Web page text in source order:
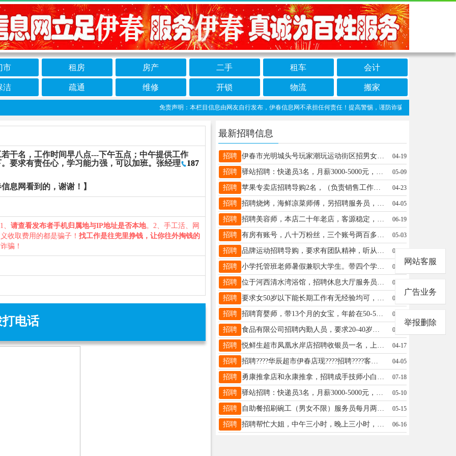
市 租房 房产 二手 租车 会计
洁 疏通 维修 开锁 物流 搬家
免责声明：本栏目信息由网友自行发布，伊春信息网不承担任何责任！提高警惕，谨防诈骗！做推广、做信息置
干名，工作时间早八点---下午五点；中午提供工作
要求有责任心，学习能力强，可以加班。张经理
187
息网看到的，谢谢！】
请查看发布者手机归属地与IP地址是否本地。2、手工活、网
收取费用的都是骗子！ 找工作是往兜里挣钱，让你往外掏钱的
骗！
打电话
最新招聘信息
招聘 伊春市光明城头号玩家潮玩运动街区招男女营业员和收银员20-40岁，早9晚21点，工资每个月4000-5000，活不累，不忙时可座着休息招周末兼职100元一天（有提成卖卡的4%）早9晚21点另招寒假男女工早9晚21点（每个月2500+）杨总18804644777 04-19
招聘 驿站招聘：快递员3名，月薪3000-5000元，投放快递柜，要求会简单操作手机，工作内容简单，会骑电动三轮车，（另招聘送驿站件司机一名），有团队精神，有想法的来！联系电话：李经理18324689991助理19815593613 05-09
招聘 苹果专卖店招聘导购2名，（负责销售工作）男女不限。20--35周岁之间，有销售工作经验者优先，月薪3500--8000元，月带薪休假2天，李女士18249805777 04-23
招聘 招聘烧烤，海鲜凉菜师傅，另招聘服务员，钟点工若干名。刷碗打杂若干名。有意向联系13663481237刘先生13664581237 04-05
招聘 招聘美容师，本店二十年老店，客源稳定，要求有经验者优先，爱岗敬业，认真负责王女士13846697867 06-19
招聘 有房有账号，八十万粉丝，三个账号两百多万，找会直播的合伙卖货，利润平分，想发展的可以联系。陈先生13846666928 05-03
招聘 品牌运动招聘导购，要求有团队精神，听从安排，勤奋上进！薪资待遇:底薪2900+300满勤+早晚班倒+带薪月休3天，+合提+年假及节日福利+年底奖金范女士18645839886 04-23
招聘 小学托管班老师暑假兼职大学生。带四个学生要求能授课工作到8月8日面试谈工资一18104580926 07-08
招聘 位于河西清水湾浴馆，招聘休息大厅服务员一名，工作24小时休息24小时，供两餐，年龄45一58岁，工资面议。要求责任心强的，张女士18645839990 04-04
招聘 要求女50岁以下能长期工作有无经验均可，月薪2500休息2天，不休息是2800。早8晚5点半。19104582877李19104582877 04-18
招聘 招聘育婴师，带13个月的女宝，年龄在50-55岁，要求有爱心，有责任心，工资4000元，月休四天，联系电话13796483186周13796483186 05-14
招聘 食品有限公司招聘内勤人员，要求20-40岁左右，会操作电脑，能会管家婆软件优先，薪资待遇面谈。联系电话：18645891888联系你：陶女士陶女士18945467685 04-04
招聘 悦鲜生超市凤凰水岸店招聘收银员一名，上班时间早7点30分到晚20点30分，每月带薪休假2天。供一顿饭。薪资4000+李13114585658 04-17
招聘 招聘????华辰超市伊春店现????招聘????客服员、收银员要求：女，工作细心，认真负责，适应倒班工作工作时间：每天8小时，倒班付女士18045803265 04-05
招聘 勇康推拿店和永康推拿，招聘成手技师小白技师店长，月休四天，提供住宿，员工两餐，综合薪资8000-10000意向私聊人事部电话:13136710621（微信同步）周老师13694580621 07-18
招聘 驿站招聘：快递员3名，月薪3000-5000元，投放快递柜，要求会简单操作手机，工作内容简单，会骑电动三轮车，（另招聘送驿站件司机一名），有团队精神，有想法的来！联系电话：李经理18324689991助理19815593613 05-10
招聘 自助餐招刷碗工（男女不限）服务员每月两天休息工资准宋女士15704589795 05-15
招聘 招聘帮忙大姐，​中午三小时，​晚上三小时，可兼职可全天，​时间咱们可以见面定，​供两顿饭，工资面议…​电话☎️13624580452赵女士13624580452 06-16
网站客服
广告业务
举报删除